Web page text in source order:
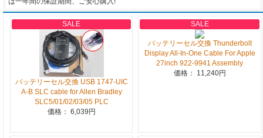
SALE
バッテリーセル交換 USB 1747-UIC
A-B SLC cable for Allen Bradley
SLC5/01/02/03/05 PLC
価格： 6,039円
SALE
バッテリーセル交換 Thunderbolt
Display All-In-One Cable For Apple
27inch 922-9941 Assembly
価格： 11,240円